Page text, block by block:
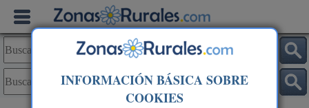
INFORMACIÓN BÁSICA SOBRE
COOKIES